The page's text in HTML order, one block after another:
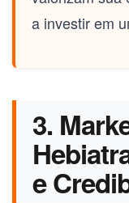
a investir em
3.
e